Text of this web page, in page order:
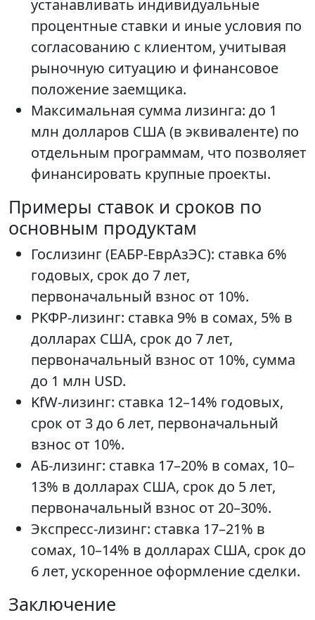
устанавливать индивидуальные
процентные ставки и иные условия по
согласованию с клиентом, учитывая
рыночную ситуацию и финансовое
положение заемщика.
Максимальная сумма лизинга: до 1
млн долларов США (в эквиваленте) по
отдельным программам, что позволяет
финансировать крупные проекты.
Примеры ставок и сроков по
основным продуктам
Гослизинг (ЕАБР-ЕврАзЭС): ставка 6%
годовых, срок до 7 лет,
первоначальный взнос от 10%.
РКФР-лизинг: ставка 9% в сомах, 5% в
долларах США, срок до 7 лет,
первоначальный взнос от 10%, сумма
до 1 млн USD.
KfW-лизинг: ставка 12–14% годовых,
срок от 3 до 6 лет, первоначальный
взнос от 10%.
АБ-лизинг: ставка 17–20% в сомах, 10–
13% в долларах США, срок до 5 лет,
первоначальный взнос от 20–30%.
Экспресс-лизинг: ставка 17–21% в
сомах, 10–14% в долларах США, срок до
6 лет, ускоренное оформление сделки.
Заключение